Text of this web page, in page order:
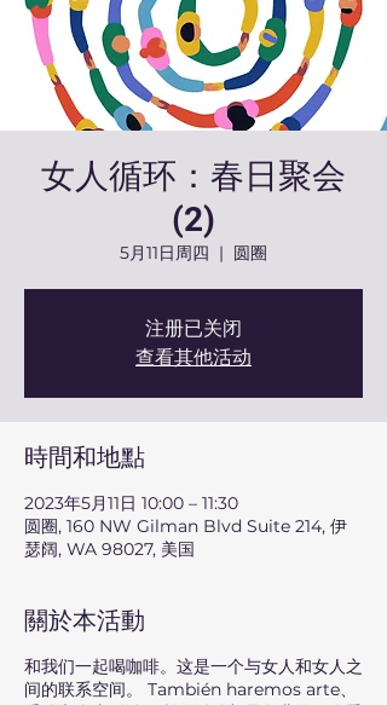
女人循环：春日聚会
(2)
5月11日周四
  |
圆圈
注册已关闭
查看其他活动
時間和地點
2023年5月11日 10:00 – 11:30
圆圈, 160 NW Gilman Blvd Suite 214, 伊
瑟阔, WA 98027, 美国
關於本活動
和我们一起喝咖啡。这是一个与女人和女人之
间的联系空间。 También haremos arte、